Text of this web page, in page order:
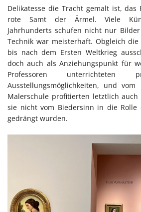
Delikatesse die Tracht gemalt ist, das
rote Samt der Ärmel. Viele
Jahrhunderts schufen nicht nur
Technik war meisterhaft. Obgleich die
bis nach dem Ersten Weltkrieg
doch auch als Anziehungspunkt für
Professoren
Ausstellungsmöglichkeiten, und
Malerschule profitierten letztlich auch
sie nicht vom Biedersinn in die Rolle
gedrängt wurden.